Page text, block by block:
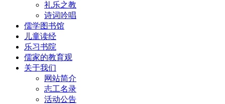
礼乐之教
诗词吟唱
儒学图书馆
儿童读经
乐习书院
儒家的教育观
关于我们
网站简介
志工名录
活动公告